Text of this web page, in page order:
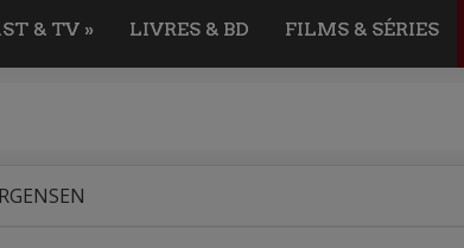
& TV » LIVRES & BD FILMS & SÉRIES